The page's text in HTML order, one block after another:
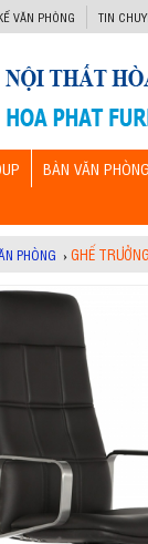
VĂN PHÒNG TIN
BÀN VĂN PHÒNG
PHÒNG ›GHẾ